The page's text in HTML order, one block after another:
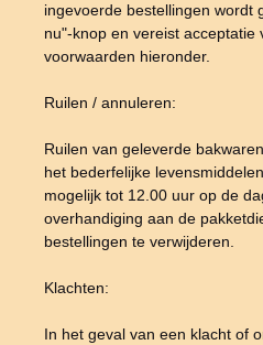
ingevoerde bestellingen wordt
nu"-knop en vereist acceptatie
voorwaarden hieronder.
Ruilen / annuleren:
Ruilen van geleverde
het bederfelijke
mogelijk tot 12.00 uur op de
overhandiging aan de
bestellingen te verwijderen.
Klachten:
In het geval van een klacht of